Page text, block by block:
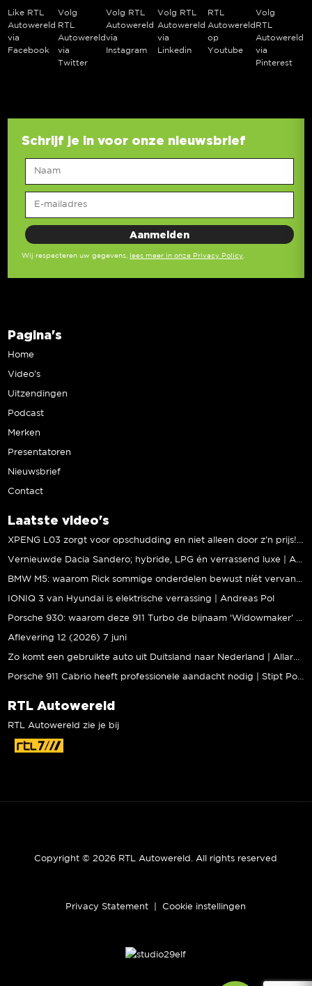
Like RTL
Autowereld
via
Facebook
Volg
RTL
Autowereld
via
Twitter
Volg RTL
Autowereld
via
Instagram
Volg RTL
Autowereld
via
Linkedin
RTL
Autowereld
op
Youtube
Volg
RTL
Autowereld
via
Pinterest
Schrijf je in voor onze nieuwsbrief
Wij respecteren uw gegevens, lees meer in onze Privacy Policy
Pagina's
Home
Video’s
Uitzendingen
Podcast
Merken
Presentatoren
Nieuwsbrief
Contact
Laatste video's
IONIQ 3 van Hyundai is elektrische verrassing | Andreas Pol
Aflevering 12 (2026) 7 juni
RTL Autowereld
RTL Autowereld zie je bij
Copyright © 2026 RTL Autowereld. All rights reserved
Privacy Statement Cookie instellingen